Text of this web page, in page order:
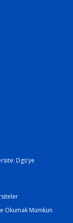
Dgs'ye
Okumak Mümkün